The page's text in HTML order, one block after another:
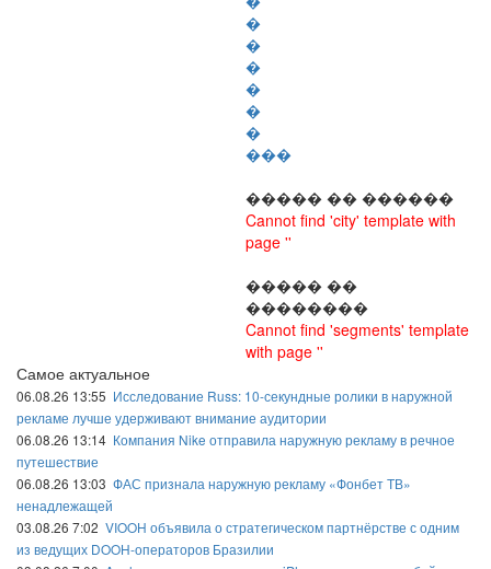
�
�
�
�
�
�
���
����� �� ������
Cannot find 'city' template with
page ''
����� ��
��������
Cannot find 'segments' template
with page ''
Самое актуальное
06.08.26 13:55 Исследование Russ: 10-секундные ролики в наружной
рекламе лучше удерживают внимание аудитории
06.08.26 13:14 Компания Nike отправила наружную рекламу в речное
путешествие
06.08.26 13:03 ФАС признала наружную рекламу «Фонбет ТВ»
ненадлежащей
03.08.26 7:02 VIOOH объявила о стратегическом партнёрстве с одним
из ведущих DOOH-операторов Бразилии